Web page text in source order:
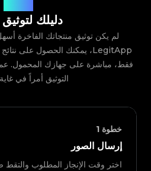
دليلك
لم يكن توثيق منتجاتك الفاخرة
فقط، مباشرة على جهازك المحمول.
التوثيق أمراً في
خطوة 1
إرسال الصور
اختر وقت الإنجاز المطلوب والتقط